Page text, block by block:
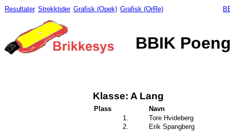
Resultater Strekktider Grafisk (Opek) Grafisk (OrRe)
BBIK
Klasse: A Lang
Plass
Navn
1.
Tore Hvideberg
2.
Erik Spangberg